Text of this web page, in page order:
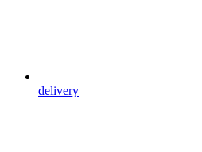
delivery